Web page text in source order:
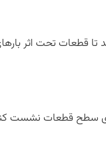
تا قطعات تحت اثر
سطح قطعات نشست